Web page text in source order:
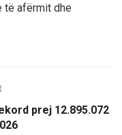
të afërmit dhe
prej 12.895.072